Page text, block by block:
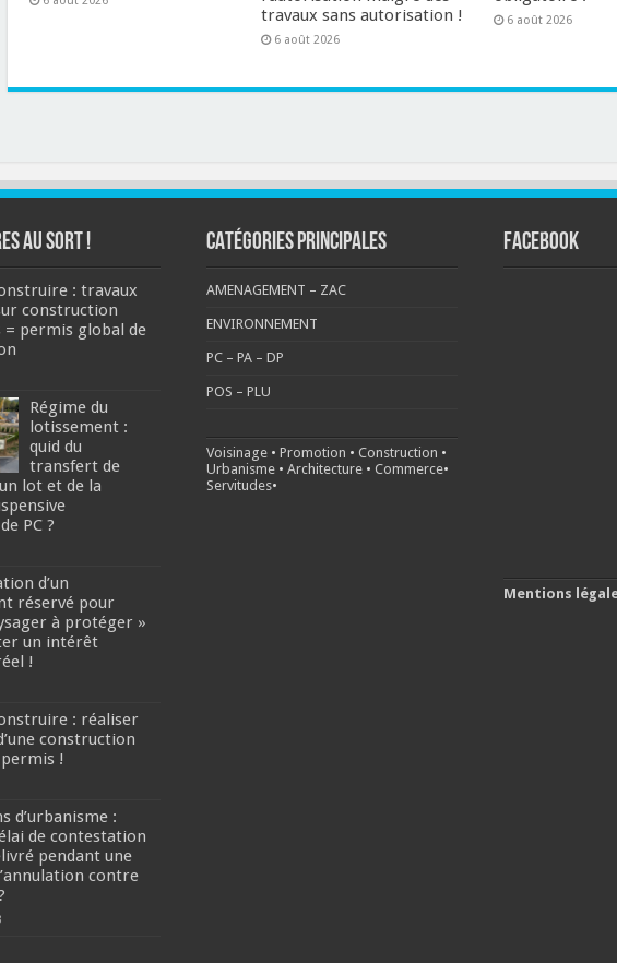
travaux sans autorisation !
6 août 2026
6 août 2026
AU SORT !
: travaux
construction
= permis global de
Régime du
lotissement :
quid du
transfert de
lot et de la
PC ?
d’un
réservé pour
à protéger »
un intérêt
!
: réaliser
construction
!
d’urbanisme :
de contestation
pendant une
contre
CATÉGORIES PRINCIPALES
AMENAGEMENT – ZAC
ENVIRONNEMENT
PC – PA – DP
POS – PLU
Voisinage• Promotion • Construction •
Urbanisme• Architecture• Commerce•
Servitudes•
FACEBOOK
Mentions